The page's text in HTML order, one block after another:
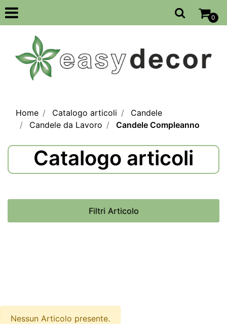
Open
0
Home Catalogo articoli
Candele
Candele da Lavoro
Candele Compleanno
Catalogo articoli
Filtri Articolo
Nessun Articolo presente.